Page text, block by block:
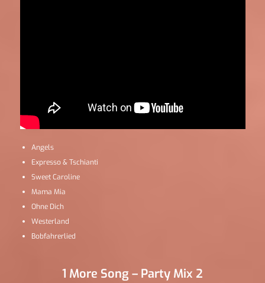
Angels
Expresso & Tschianti
Sweet Caroline
Mama Mia
Ohne Dich
Westerland
Bobfahrerlied
1 More Song – Party Mix 2